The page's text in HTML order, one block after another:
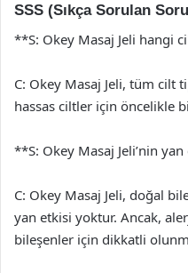
SSS (Sıkça Sorulan
**S: Okey Masaj Jeli hangi
C: Okey Masaj Jeli, tüm cilt
hassas ciltler için öncelikle
**S: Okey Masaj Jeli’nin
C: Okey Masaj Jeli, doğal
yan etkisi yoktur. Ancak,
bileşenler için dikkatli